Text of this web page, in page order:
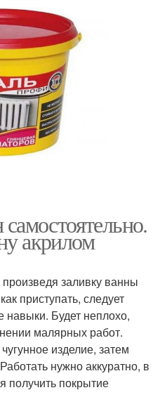
акрилом
заливку ванны
приступать, следует
навыки. Будет неплохо,
малярных работ.
изделие, затем
нужно аккуратно, в
получить покрытие